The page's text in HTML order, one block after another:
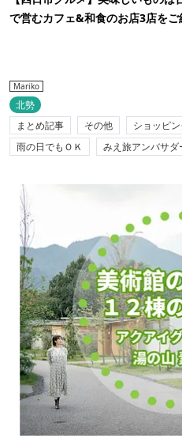
で営むカフェ&和食のお店3店をご
Mariko
北勢
まとめ記事
その他 ショッピ
雨の日でもＯＫ
みえ旅アンバサダ